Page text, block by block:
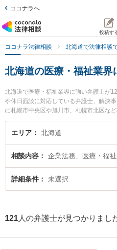
ココナラへ
投稿す
ココナラ法律相談 北海道で法律相談
北海道の医療・福祉業界
北海道で医療・福祉業界に強い弁護士が
や休日面談に対応している弁護士、解決
に札幌市中央区や旭川市、札幌市北区な
す。企業法務に関係する顧問弁護士契約
用契約書・就業規則作成等の細かな分野
のプロフィール情報や弁護士費用、強み
土日や夜間に発生した医療・福祉業界の
い』『医療・福祉業界のトラブル解決の
エリア 北海道
相談内容 企業法務、医療・福
詳細条件 未選択
121 人の弁護士が見つかりまし